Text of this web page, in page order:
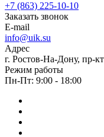
+7 (863) 225-10-10
Заказать звонок
E-mail
info@uik.su
Адрес
г. Ростов-На-Дону, пр-
Режим работы
Пн-Пт: 9:00 - 18:00